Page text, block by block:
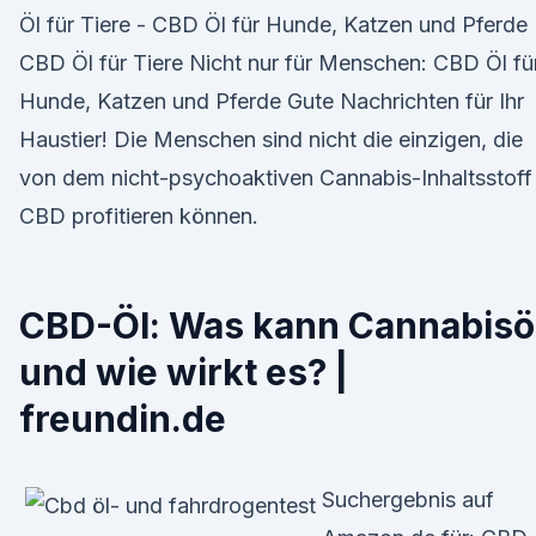
Öl für Tiere - CBD Öl für Hunde, Katzen und Pferde
CBD Öl für Tiere Nicht nur für Menschen: CBD Öl
Hunde, Katzen und Pferde Gute Nachrichten für Ihr
Haustier! Die Menschen sind nicht die einzigen, die
von dem nicht-psychoaktiven Cannabis-Inhaltsstoff
CBD profitieren können.
CBD-Öl: Was kann
und wie wirkt es? |
freundin.de
Suchergebnis auf